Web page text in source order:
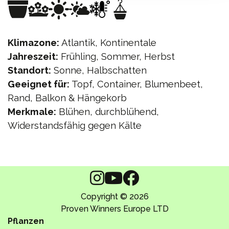
Klimazone: Atlantik, Kontinentale
Jahreszeit: Frühling, Sommer, Herbst
Standort: Sonne, Halbschatten
Geeignet für: Topf, Container, Blumenbeet,
Rand, Balkon & Hängekorb
Merkmale: Blühen, durchblühend,
Widerstandsfähig gegen Kälte
Copyright © 2026
Proven Winners Europe LTD
Pflanzen